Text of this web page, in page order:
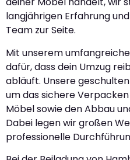
langjährigen Erfahrung
Team zur Seite.
Mit unserem
dafür, dass dein Umzug
abläuft. Unsere
um das sichere
Möbel sowie den Abbau
Dabei legen wir großen
professionelle